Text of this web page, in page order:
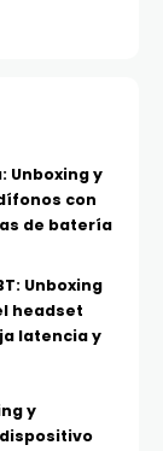
Unboxing y
con
de batería
Unboxing
headset
latencia y
y